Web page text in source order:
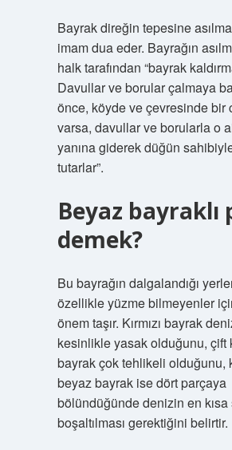
Bayrak direğin tepesine
imam dua eder. Bayrağın
halk tarafından “bayrak
Davullar ve borular çalmaya
önce, köyde ve çevresinde bir
varsa, davullar ve borularla o
yanına giderek düğün
tutarlar”.
Beyaz bayraklı
demek?
Bu bayrağın dalgalandığı
özellikle yüzme bilmeyenler
önem taşır. Kırmızı bayrak
kesinlikle yasak olduğunu, çift
bayrak çok tehlikeli olduğunu,
beyaz bayrak ise dört parçaya
bölündüğünde denizin en
boşaltılması gerektiğini belirtir.